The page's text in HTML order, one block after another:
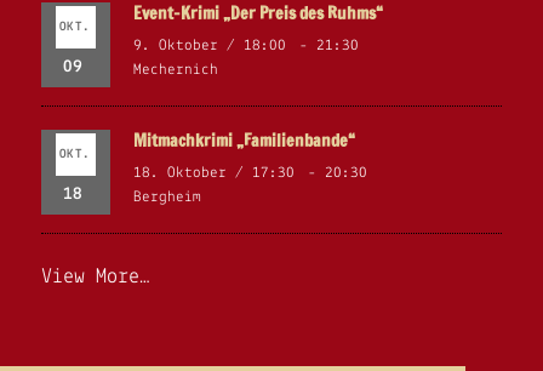
OKT.
09
Event-Krimi „Der Preis des Ruhms“
9. Oktober / 18:00 - 21:30
Mechernich
OKT.
18
Mitmachkrimi „Familienbande“
18. Oktober / 17:30 - 20:30
Bergheim
View More…